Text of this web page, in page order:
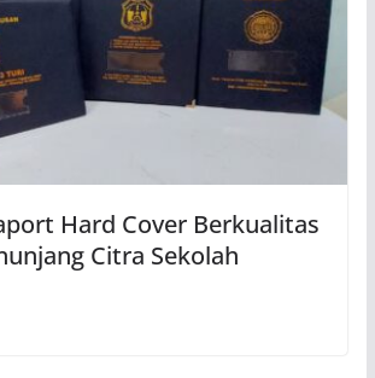
Hard Cover Berkualitas
Citra Sekolah